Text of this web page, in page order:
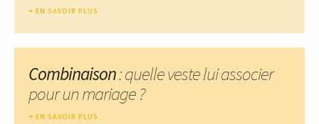
EN SAVOIR PLUS
Combinaison: quelle veste lui associer
pour un mariage ?
EN SAVOIR PLUS